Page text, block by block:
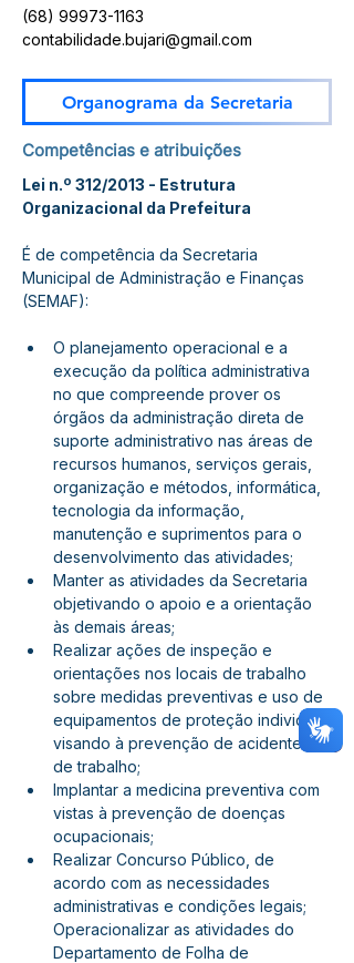
(68) 99973-1163
contabilidade.bujari@gmail.com
Organograma da Secretaria
Competências e atribuições
Lei n.º 312/2013 - Estrutura
Organizacional da Prefeitura
É de competência da Secretaria
Municipal de Administração e Finanças
(SEMAF):
O planejamento operacional e a
execução da política administrativa
no que compreende prover os
órgãos da administração direta de
suporte administrativo nas áreas de
recursos humanos, serviços gerais,
organização e métodos, informática,
tecnologia da informação,
manutenção e suprimentos para o
desenvolvimento das atividades;
Manter as atividades da Secretaria
objetivando o apoio e a orientação
às demais áreas;
Realizar ações de inspeção e
orientações nos locais de trabalho
sobre medidas preventivas e uso de
equipamentos de proteção individual
visando à prevenção de acidentes
de trabalho;
Implantar a medicina preventiva com
vistas à prevenção de doenças
ocupacionais;
Realizar Concurso Público, de
acordo com as necessidades
administrativas e condições legais;
Operacionalizar as atividades do
Departamento de Folha de